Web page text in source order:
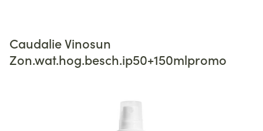
Caudalie Vinosun
Zon.wat.hog.besch.ip50+150mlpromo